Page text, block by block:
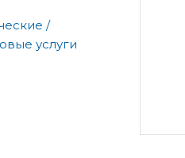
/
услуги